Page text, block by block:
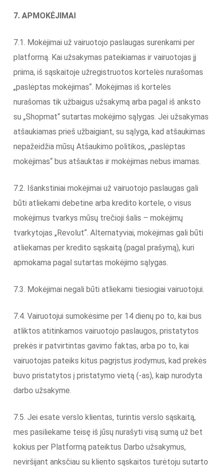
7. APMOKĖJIMAI
7.1. Mokėjimai už vairuotojo paslaugas surenkami per
platformą. Kai užsakymas pateikiamas ir vairuotojas jį
priima, iš sąskaitoje užregistruotos kortelės nurašomas
„paslėptas mokėjimas“. Mokėjimas iš kortelės
nurašomas tik užbaigus užsakymą arba pagal iš anksto
su „Shopmat“ sutartas mokėjimo sąlygas. Jei užsakymas
atšaukiamas prieš užbaigiant, su sąlyga, kad atšaukimas
nepažeidžia mūsų Atšaukimo politikos, „paslėptas
mokėjimas“ bus atšauktas ir mokėjimas nebus imamas.
7.2. Išankstiniai mokėjimai už vairuotojo paslaugas gali
būti atliekami debetine arba kredito kortele, o visus
mokėjimus tvarkys mūsų trečioji šalis – mokėjimų
tvarkytojas „Revolut“. Alternatyviai, mokėjimas gali būti
atliekamas per kredito sąskaitą (pagal prašymą), kuri
apmokama pagal sutartas mokėjimo sąlygas.
7.3. Mokėjimai negali būti atliekami tiesiogiai vairuotojui.
7.4. Vairuotojui sumokėsime per 14 dienų po to, kai bus
atliktos atitinkamos vairuotojo paslaugos, pristatytos
prekės ir patvirtintas gavimo faktas, arba po to, kai
vairuotojas pateiks kitus pagrįstus įrodymus, kad prekės
buvo pristatytos į pristatymo vietą (-as), kaip nurodyta
darbo užsakyme.
7.5. Jei esate verslo klientas, turintis verslo sąskaitą,
mes pasiliekame teisę iš jūsų nurašyti visą sumą už bet
kokius per Platformą pateiktus Darbo užsakymus,
neviršijant anksčiau su kliento sąskaitos turėtoju sutarto